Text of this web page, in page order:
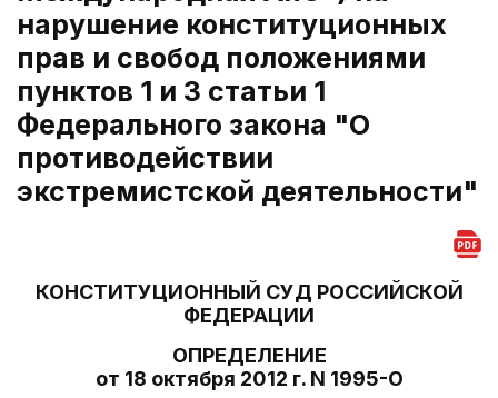
нарушение конституционных
прав и свобод положениями
пунктов 1 и 3 статьи 1
Федерального закона "О
противодействии
экстремистской деятельности"
КОНСТИТУЦИОННЫЙ СУД РОССИЙСКОЙ
ФЕДЕРАЦИИ
ОПРЕДЕЛЕНИЕ
от 18 октября 2012 г. N 1995-О